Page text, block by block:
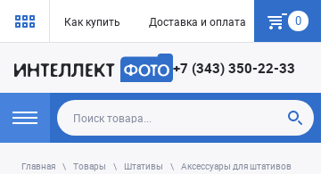
Как купить Доставка и оплата Гарантия
0
+7 (343) 350-22-33
Главная Товары Штативы
Аксессуары для штативов